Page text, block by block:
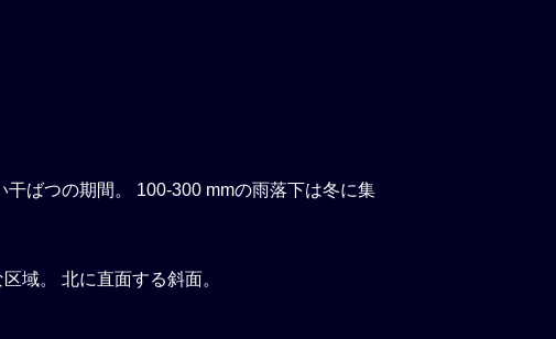
ばつの期間。 100-300 mmの雨落下は冬に集
域。 北に直面する斜面。